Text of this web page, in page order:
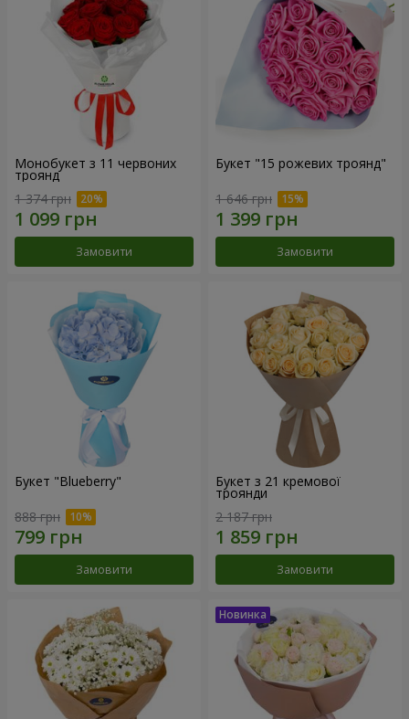
Монобукет з 11 червоних
троянд
1 374 грн
Замовити
Букет "15 рожевих троянд"
1 646 грн
Замовити
Букет "Blueberry"
888 грн
Замовити
Букет з 21 кремової
троянди
2 187 грн
Замовити